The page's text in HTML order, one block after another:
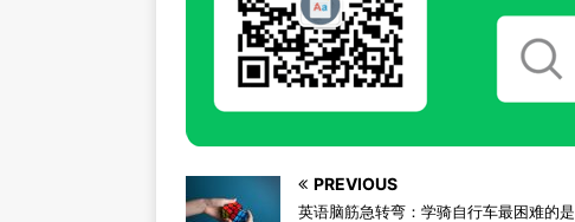
PREVIOUS
英语脑筋急转弯：学骑自行车最困难的是